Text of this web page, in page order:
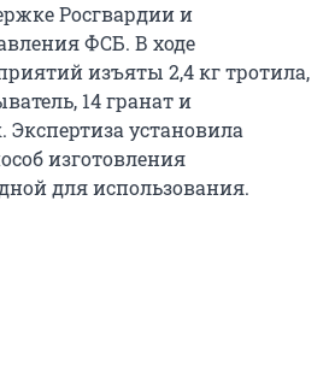
Росгвардии и
ФСБ. В ходе
изъяты 2,4 кг тротила,
14 гранат и
установила
изготовления
для использования.